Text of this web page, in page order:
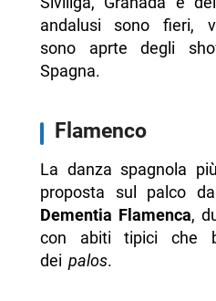
andalusi sono fieri,
sono aprte degli
Spagna.
Flamenco
La danza spagnola
proposta sul palco
Dementia Flamenca,
con abiti tipici che
dei palos.